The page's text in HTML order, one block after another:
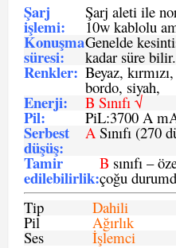
Şarj
işlemi:
Şarj aleti ile
10w kablolu
Konuşma
süresi:
Genelde
kadar süre bilir.
Renkler: Beyaz,
bordo, siyah,
Enerji: B Sınıfı √
Pil: PiL:3700 A
Serbest
düşüş:
ASınıfı (270
Tamir
edilebilirlik:
B sınıfı –
çoğu
Tip
Dahili
Pil Ağırlık
Ses İşlemci